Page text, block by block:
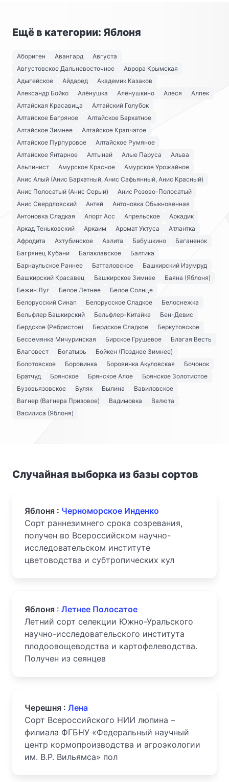
Ещё в категории: Яблоня
Абориген Авангард
Августа
Августовское Дальневосточное
Аврора Крымская
Адыгейское
Айдаред
Академик Казаков
Александр Бойко
Алёнушка Алёнушкино Алеся
Алпек
Алтайская Красавица
Алтайский Голубок
Алтайское Багряное
Алтайское Бархатное
Алтайское Зимнее
Алтайское Крапчатое
Алтайское Пурпуровое
Алтайское Румяное
Алтайское Янтарное
Алтынай Алые Паруса
Альва
Альпинист
Амурское Красное
Амурское Урожайное
Анис Алый (Анис Бархатный, Анис Сафьянный, Анис Красный)
Анис Полосатый (Анис Серый)
Анис Розово-Полосатый
Анис Свердловский
Антей
Антоновка Обыкновенная
Антоновка Сладкая
Апорт Асс Апрельское
Аркадик
Аркад Теньковский
Аркаим Аромат Уктуса
Атлантка
Афродита
Ахтубинское Аэлита Бабушкино
Баганенок
Багрянец Кубани
Балаклавское
Балтика
Барнаульское Раннее
Батталовское
Башкирский Изумруд
Башкирский Красавец
Башкирское Зимнее
Баяна (Яблоня)
Бежин Луг
Белое Летнее
Белое Солнце
Белорусский Синап
Белорусское Сладкое
Белоснежка
Бельфлер Башкирский
Бельфлер-Китайка
Бен-Девис
Бердское (Ребристое)
Бердское Сладкое
Беркутовское
Бессемянка Мичуринская
Бирское Грушевое
Благая Весть
Благовест
Богатырь
Бойкен (Позднее Зимнее)
Болотовское
Боровинка Боровинка Акуловская
Бочонок
Братчуд
Брянское Брянское Алое
Брянское Золотистое
Бузовьязовское
Буляк Былина
Вавиловское
Вагнер (Вагнера Призовое)
Вадимовка
Валюта
Василиса (Яблоня)
Случайная выборка из базы сортов
Яблоня : Черноморское Инденко
Сорт раннезимнего срока созревания,
получен во Всероссийском научно-
исследовательском институте
цветоводства и субтропических кул
Яблоня : Летнее Полосатое
Летний сорт селекции Южно-Уральского
научно-исследовательского института
плодоовощеводства и картофелеводства.
Получен из сеянцев
Черешня : Лена
Сорт Всероссийского НИИ люпина –
филиала ФГБНУ «Федеральный научный
центр кормопроизводства и агроэкологии
им. В.Р. Вильямса» пол